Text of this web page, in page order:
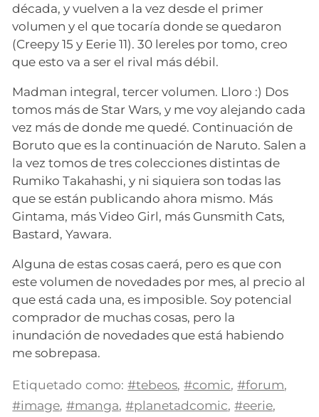
década, y vuelven a la vez desde el primer
volumen y el que tocaría donde se quedaron
(Creepy 15 y Eerie 11). 30 lereles por tomo, creo
que esto va a ser el rival más débil.
Madman integral, tercer volumen. Lloro :) Dos
tomos más de Star Wars, y me voy alejando cada
vez más de donde me quedé. Continuación de
Boruto que es la continuación de Naruto. Salen a
la vez tomos de tres colecciones distintas de
Rumiko Takahashi, y ni siquiera son todas las
que se están publicando ahora mismo. Más
Gintama, más Video Girl, más Gunsmith Cats,
Bastard, Yawara.
Alguna de estas cosas caerá, pero es que con
este volumen de novedades por mes, al precio al
que está cada una, es imposible. Soy potencial
comprador de muchas cosas, pero la
inundación de novedades que está habiendo
me sobrepasa.
Etiquetado como: #tebeos,#comic,#forum,
#image,#manga,#planetadcomic,#eerie,